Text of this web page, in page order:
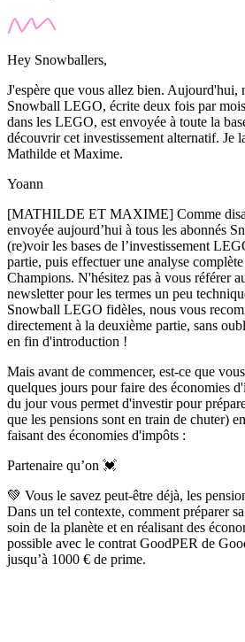
Hey Snowballers,
J'espère que vous allez bien. Aujourd'hui,
Snowball LEGO, écrite deux fois par
dans les LEGO, est envoyée à toute la
découvrir cet investissement alternatif. Je
Mathilde et Maxime.
Yoann
[MATHILDE ET MAXIME] Comme
envoyée aujourd’hui à tous les abonnés
(re)voir les bases de l’investissement
partie, puis effectuer une analyse
Champions. N'hésitez pas à vous référer
newsletter pour les termes un peu
Snowball LEGO fidèles, nous vous
directement à la deuxième partie, sans
en fin d'introduction !
Mais avant de commencer, est-ce que
quelques jours pour faire des économies
du jour vous permet d'investir pour
que les pensions sont en train de chuter)
faisant des économies d'impôts :
Partenaire qu’on 💓
💚 Vous le savez peut-être déjà, les
Dans un tel contexte, comment préparer
soin de la planète et en réalisant des
possible avec le contrat GoodPER de
jusqu’à 1000 € de prime.